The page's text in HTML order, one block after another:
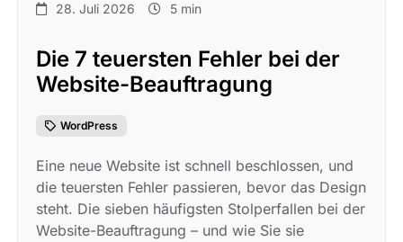
28. Juli 2026 5 min
Die 7 teuersten Fehler bei der
Website-Beauftragung
WordPress
Eine neue Website ist schnell beschlossen, und
die teuersten Fehler passieren, bevor das Design
steht. Die sieben häufigsten Stolperfallen bei der
Website-Beauftragung – und wie Sie sie